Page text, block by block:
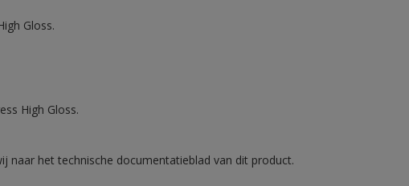
Gloss.
High Gloss.
naar het technische documentatieblad van dit product.